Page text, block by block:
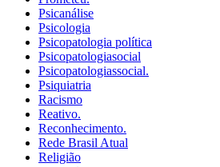
Psicanálise
Psicologia
Psicopatologia política
Psicopatologiasocial
Psicopatologiassocial.
Psiquiatria
Racismo
Reativo.
Reconhecimento.
Rede Brasil Atual
Religião